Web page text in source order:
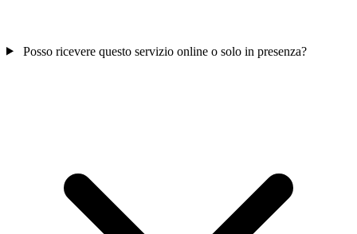
Posso ricevere questo servizio online o solo in presenza?